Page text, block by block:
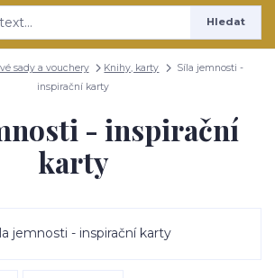
Hledat
sady a vouchery Knihy, karty
Síla jemnosti -
inspirační karty
- inspirační
karty